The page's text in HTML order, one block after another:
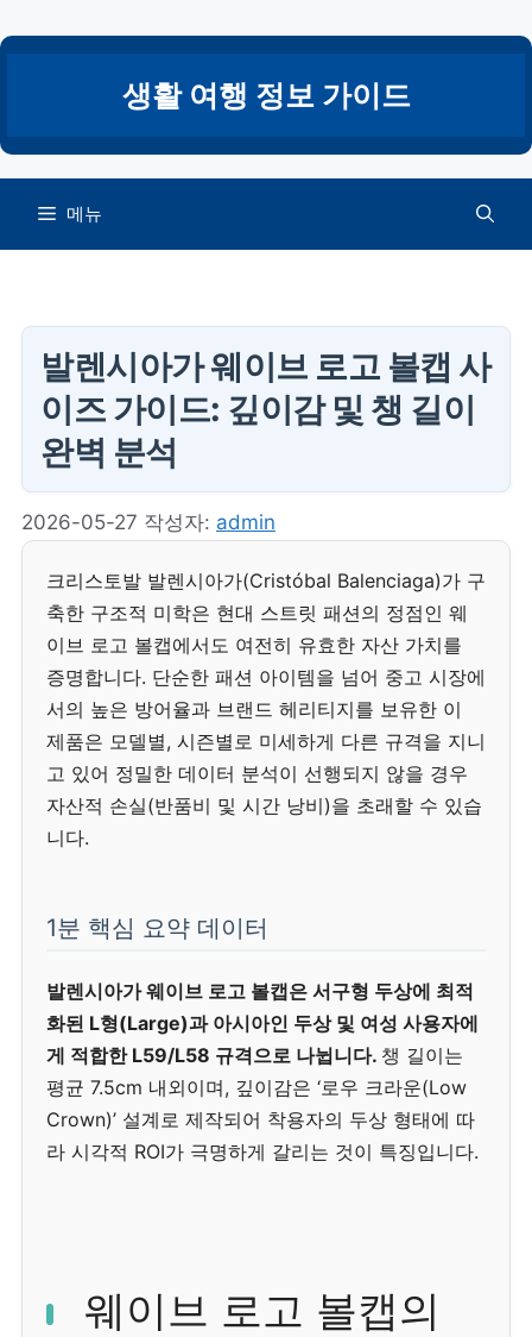
텐
건
너
생활 여행 정보 가이드
메뉴
발렌시아가 웨이브 로고 볼캡 사
이즈 가이드: 깊이감 및 챙 길이
완벽 분석
2026-05-27 작성자: admin
크리스토발 발렌시아가(Cristóbal Balenciaga)가 구
축한 구조적 미학은 현대 스트릿 패션의 정점인 웨
이브 로고 볼캡에서도 여전히 유효한 자산 가치를
증명합니다. 단순한 패션 아이템을 넘어 중고 시장에
서의 높은 방어율과 브랜드 헤리티지를 보유한 이
제품은 모델별, 시즌별로 미세하게 다른 규격을 지니
고 있어 정밀한 데이터 분석이 선행되지 않을 경우
자산적 손실(반품비 및 시간 낭비)을 초래할 수 있습
니다.
1분 핵심 요약 데이터
발렌시아가 웨이브 로고 볼캡은 서구형 두상에 최적
화된 L형(Large)과 아시아인 두상 및 여성 사용자에
게 적합한 L59/L58 규격으로 나뉩니다. 챙 길이는
평균 7.5cm 내외이며, 깊이감은 ‘로우 크라운(Low
Crown)’ 설계로 제작되어 착용자의 두상 형태에 따
라 시각적 ROI가 극명하게 갈리는 것이 특징입니다.
웨이브 로고 볼캡의